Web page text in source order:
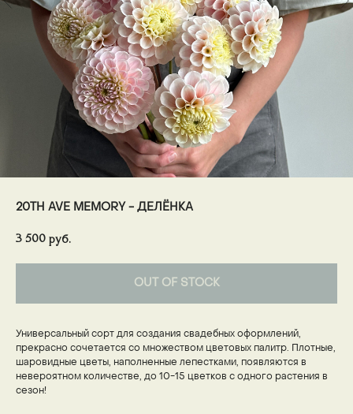
20TH AVE MEMORY - ДЕЛЁНКА
3 500 руб.
OUT OF STOCK
Универсальный сорт для создания свадебных оформлений,
прекрасно сочетается со множеством цветовых палитр. Плотные,
шаровидные цветы, наполненные лепестками, появляются в
невероятном количестве, до 10-15 цветков с одного растения в
сезон!